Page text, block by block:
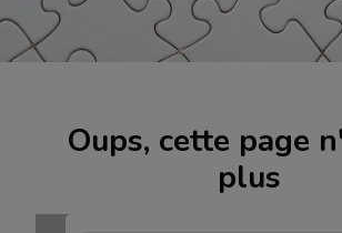
Oups, cette page
plus